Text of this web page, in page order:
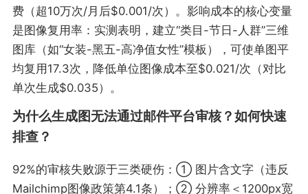
费（超10万次/月后$0.001/次）。影响成本的核心变量
是图像复用率：实测表明，建立“类目-节日-人群”三维
图库（如“女装-黑五-高净值女性”模板），可使单图平
均复用17.3次，降低单位图像成本至$0.021/次（对比
单次生成$0.035）。
为什么生成图无法通过邮件平台审核？如何快速
排查？
92%的审核失败源于三类硬伤：① 图片含文字（违反
Mailchimp图像政策第4.1条）；② 分辨率＜1200px宽